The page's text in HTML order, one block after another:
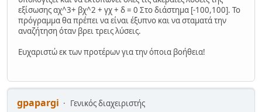
εξίσωσης αχ^3+ βχ^2 + γχ + δ = 0 Στο διάστημα [-100,100]. Το
πρόγραμμα θα πρέπει να είναι έξυπνο και να σταματά την
αναζήτηση όταν βρει τρεις λύσεις.
Ευχαριστώ εκ των προτέρων για την όποια βοήθεια!
gpapargi
Γενικός διαχειριστής